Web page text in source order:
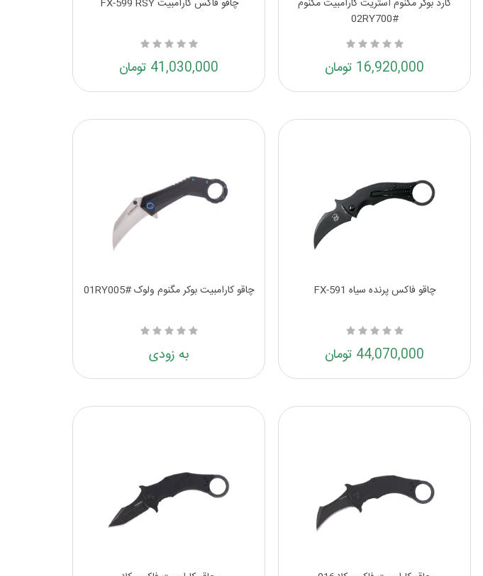
کارد بوکر مگنوم استریت کارامبیت مگنوم
#02RY700
16,920,000 تومان
چاقو فاکس کارامبیت FX-599 RSY
41,030,000 تومان
چاقو فاکس پرنده سیاه FX-591
44,070,000 تومان
چاقو کارامبیت بوکر مگنوم ولوک #01RY005
به زودی